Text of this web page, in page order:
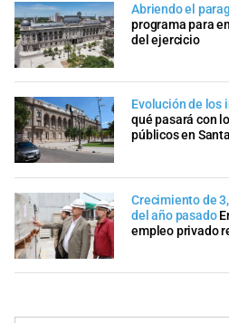
Abriendo el
programa para
del ejercicio
Evolución de los
qué pasará con
públicos en
Crecimiento de
del año pasado
empleo privado